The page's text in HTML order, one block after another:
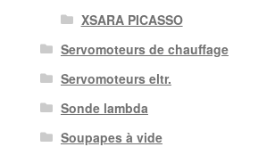
XSARA PICASSO
Servomoteurs de chauffage
Servomoteurs eltr.
Sonde lambda
Soupapes à vide